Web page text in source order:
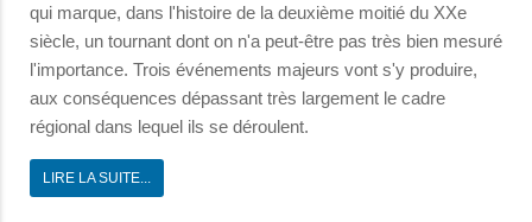
qui marque, dans l'histoire de la deuxième moitié du XXe
siècle, un tournant dont on n'a peut-être pas très bien mesuré
l'importance. Trois événements majeurs vont s'y produire,
aux conséquences dépassant très largement le cadre
régional dans lequel ils se déroulent.
LIRE LA SUITE...